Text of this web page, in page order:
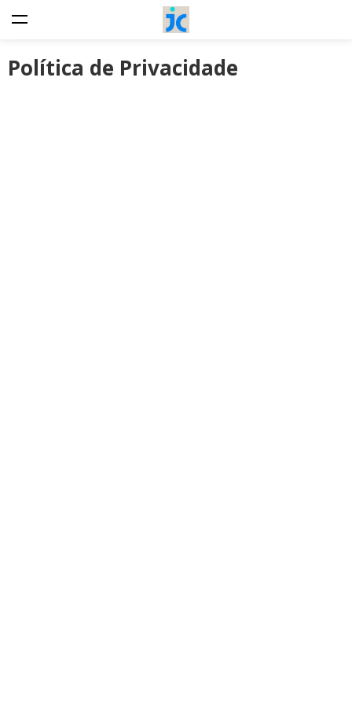
Política de Privacidade